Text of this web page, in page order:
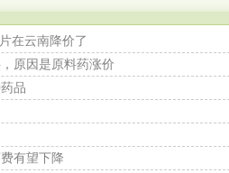
在云南降价了
原因是原料药涨价
品
有望下降